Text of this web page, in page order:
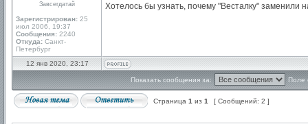
Завсегдатай
Зарегистрирован: 25
июл 2006, 19:37
Сообщения: 2240
Откуда: Санкт-
Петербург
Хотелось бы узнать, почему "Весталку" заменили
12 янв 2020, 23:17
Показать сообщения за: Поле
Страница 1 из 1 [ Сообщений: 2 ]